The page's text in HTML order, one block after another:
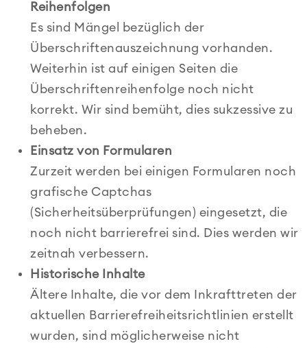
Reihenfolgen
Es sind Mängel bezüglich der
Überschriftenauszeichnung vorhanden.
Weiterhin ist auf einigen Seiten die
Überschriftenreihenfolge noch nicht
korrekt. Wir sind bemüht, dies sukzessive zu
beheben.
Einsatz von Formularen
Zurzeit werden bei einigen Formularen noch
grafische Captchas
(Sicherheitsüberprüfungen) eingesetzt, die
noch nicht barrierefrei sind. Dies werden wir
zeitnah verbessern.
Historische Inhalte
Ältere Inhalte, die vor dem Inkrafttreten der
aktuellen Barrierefreiheitsrichtlinien erstellt
wurden, sind möglicherweise nicht